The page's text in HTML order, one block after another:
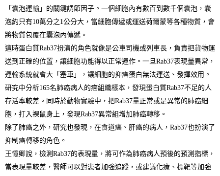
「囊泡運輸」的關鍵調節因子。一個細胞內有數百到數千個囊泡，囊
泡約只有10萬分之 1公分大，當細胞傳遞或運送荷爾蒙等各種物質，會
將物質包覆在囊泡內傳遞。
這時蛋白質Rab37扮演的角色就像是公車司機或列車長，負責把貨物運
送到正確的位置，讓細胞功能得以正常運作。一旦Rab37表現量異常，
運輸系統就會大「塞車」，讓細胞的抑癌蛋白無法運送、發揮效用。
研究中分析165名肺癌病人的癌組織樣本，發現蛋白質Rab37不足的人
存活率較差。同時於動物實驗中，把Rab37量正常或是異常的肺癌細
胞，打入裸鼠身上，發現Rab37異常組增加肺癌轉移。
除了肺癌之外，研究也發現，在食道癌、肝癌的病人， Rab37也扮演了
抑制癌轉移的角色。
王憶卿說，檢測 Rab37的表現量，將可作為肺癌病人預後的預測指標，
當表現量較差，醫師可以對患者加強追蹤，或建議化療、標靶等加強